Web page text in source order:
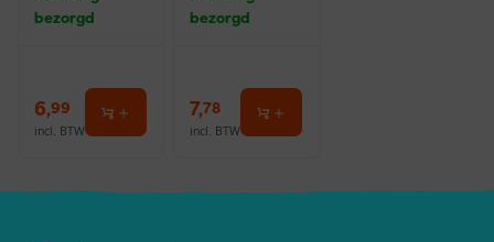
bezorgd
6,99
incl. BTW
bezorgd
7,78
incl. BTW